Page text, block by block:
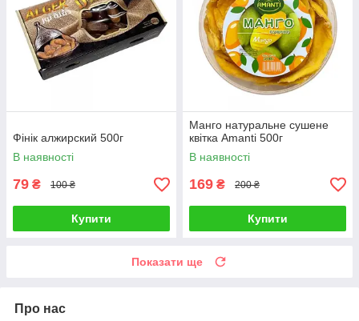
Фінік алжирский 500г
В наявності
79 ₴ 100 ₴
Купити
Манго натуральне сушене
квітка Amanti 500г
В наявності
169 ₴ 200 ₴
Купити
Показати ще
Про нас